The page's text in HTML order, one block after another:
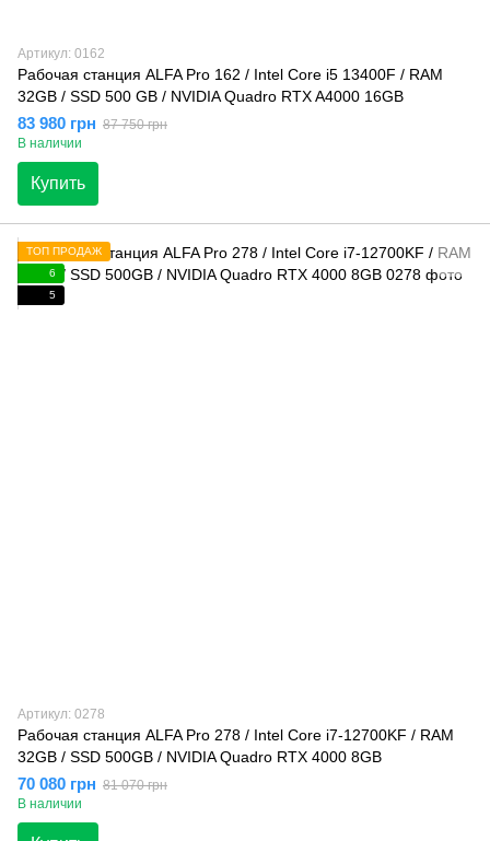
Артикул: 0162
Рабочая станция ALFA Pro 162 / Intel Core i5 13400F / RAM
32GB / SSD 500 GB / NVIDIA Quadro RTX A4000 16GB
83 980 грн 87 750 грн
В наличии
Купить
ТОП ПРОДАЖ
6
5
Артикул: 0278
Рабочая станция ALFA Pro 278 / Intel Core i7-12700KF / RAM
32GB / SSD 500GB / NVIDIA Quadro RTX 4000 8GB
70 080 грн 81 070 грн
В наличии